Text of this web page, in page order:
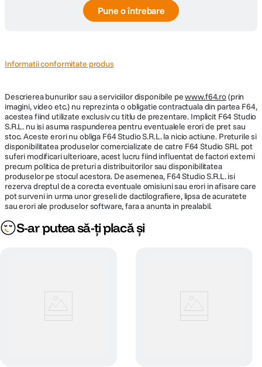
Pune o întrebare
Informatii conformitate produs
Descrierea bunurilor sau a serviciilor disponibile pewww.f64.ro(prin
imagini, video etc.) nu reprezinta o obligatie contractuala din partea F64,
acestea fiind utilizate exclusiv cu titlu de prezentare. Implicit F64 Studio
S.R.L. nu isi asuma raspunderea pentru eventualele erori de pret sau
stoc. Aceste erori nu obliga F64 Studio S.R.L. la nicio actiune. Preturile si
disponibilitatea produselor comercializate de catre F64 Studio SRL pot
suferi modificari ulterioare, acest lucru fiind influentat de factori externi
precum politica de preturi a distribuitorilor sau disponibilitatea
produselor pe stocul acestora. De asemenea, F64 Studio S.R.L. isi
rezerva dreptul de a corecta eventuale omisiuni sau erori in afisare care
pot surveni in urma unor greseli de dactilografiere, lipsa de acuratete
sau erori ale produselor software, fara a anunta in prealabil.
S-ar putea să-ți placă și